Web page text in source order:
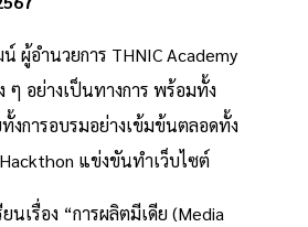
ผู้อำนวยการ THNIC Academy
ๆ อย่างเป็นทางการ พร้อมทั้ง
งการอบรมอย่างเข้มข้นตลอดทั้ง
แข่งขันทำเว็บไซต์
นเรื่อง “การผลิตมีเดีย (Media